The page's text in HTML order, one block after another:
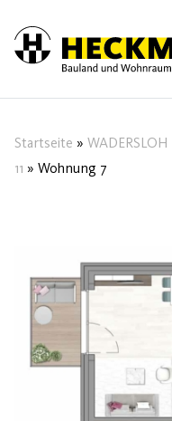
Skip to content
Startseite »
11 » Wohnung 7